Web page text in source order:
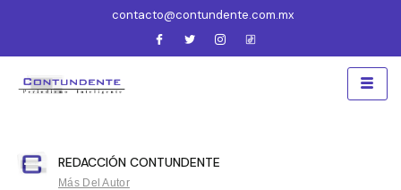
contacto@contundente.com.mx
REDACCIÓN CONTUNDENTE
Más Del Autor